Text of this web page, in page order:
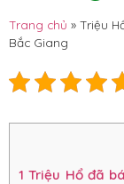
Trang chủ » Triệu
Bắc Giang
1 Triệu Hổ đã